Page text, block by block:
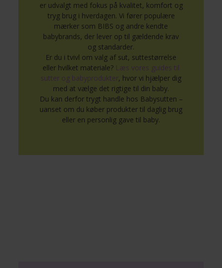
er udvalgt med fokus på kvalitet, komfort og
tryg brug i hverdagen. Vi fører populære
mærker som BIBS og andre kendte
babybrands, der lever op til gældende krav
og standarder.
Er du i tvivl om valg af sut, suttestørrelse
eller hvilket materiale? Læs vores guides til
sutter og babyprodukter, hvor vi hjælper dig
med at vælge det rigtige til din baby.
Du kan derfor trygt handle hos Babysutten –
uanset om du køber produkter til daglig brug
eller en personlig gave til baby.